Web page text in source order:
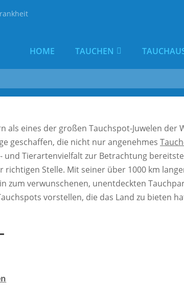
HOME TAUCHEN
tollsten Tauchspots
eines der großen Tauchspot-Juwelen der
geschaffen, die nicht nur angenehmes
und Tierartenvielfalt zur Betrachtung
richtigen Stelle. Mit seiner über 1000 km
zum verwunschenen, unentdeckten
vorstellen, die das Land zu bieten